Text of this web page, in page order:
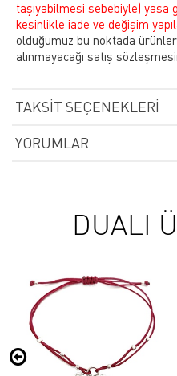
taşıyabilmesi sebebiyle) yasa
kesinlikle iade ve değişim
olduğumuz bu noktada
alınmayacağı satış
TAKSIT SEÇENEKLERI
YORUMLAR
DUALI